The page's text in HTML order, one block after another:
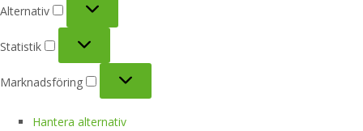
Alternativ
Statistik
Marknadsföring
Hantera alternativ